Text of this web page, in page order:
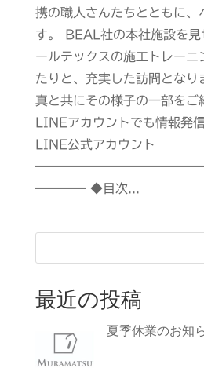
携の職人さんたちとともに、
す。 BEAL社の本社施設を見
ールテックスの施工トレーニ
たりと、充実した訪問とな
真と共にその様子の一部を
LINEアカウントでも情報発
LINE公式アカウント
━━━━ ◆目次...
最近の投稿
夏季休業のお知